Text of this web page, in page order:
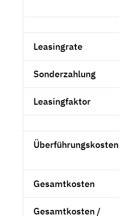
Leasingrate
Sonderzahlung
Leasingfaktor
Überführungskosten
Gesamtkosten
Gesamtkosten /